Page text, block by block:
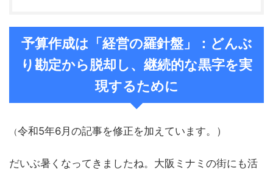
予算作成は「経営の羅針盤」：どんぶ
り勘定から脱却し、継続的な黒字を実
現するために
（令和5年6月の記事を修正を加えています。）
だいぶ暑くなってきましたね。大阪ミナミの街にも活